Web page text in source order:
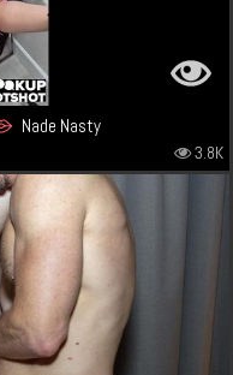
Nade Nasty
3.8K